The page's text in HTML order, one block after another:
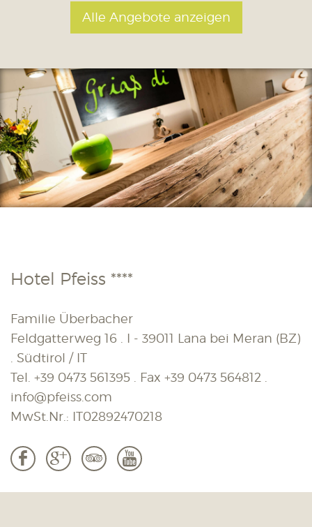
Alle Angebote anzeigen
Hotel Pfeiss ****
Familie Überbacher
Feldgatterweg 16 . I - 39011 Lana bei Meran (BZ)
. Südtirol / IT
Tel. +39 0473 561395 . Fax +39 0473 564812
info@pfeiss.com
MwSt.Nr.: IT02892470218
b c 3 r